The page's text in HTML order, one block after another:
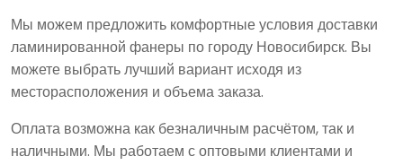
Мы можем предложить комфортные условия доставки
ламинированной фанеры по городу Новосибирск. Вы
можете выбрать лучший вариант исходя из
месторасположения и объема заказа.
Оплата возможна как безналичным расчётом, так и
наличными. Мы работаем с оптовыми клиентами и